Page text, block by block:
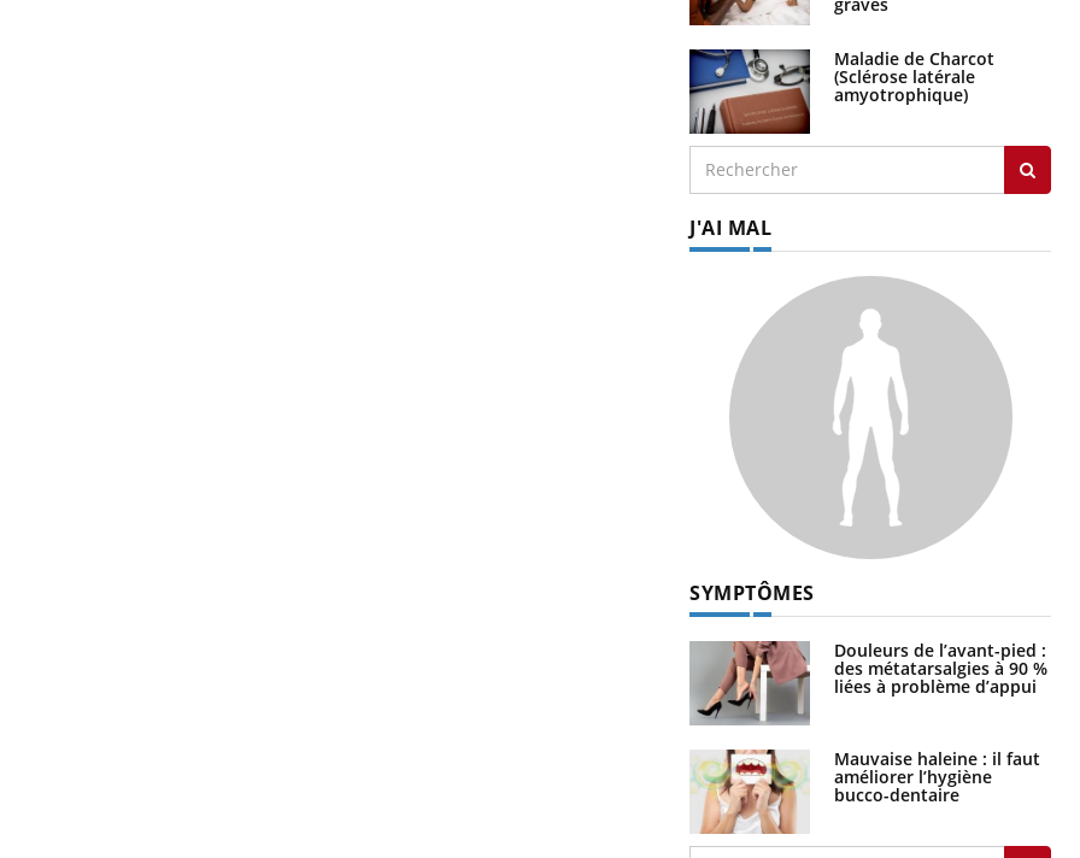
Maladie de Charcot
(Sclérose latérale
amyotrophique)
J'AI MAL
SYMPTÔMES
Douleurs de l’avant-pied :
des métatarsalgies à 90 %
liées à problème d’appui
Mauvaise haleine : il faut
améliorer l’hygiène
bucco-dentaire